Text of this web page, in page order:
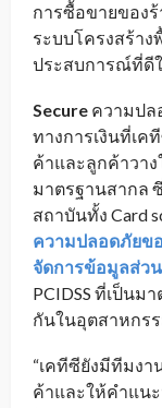
การซื้อขายของ
ระบบโครงสร้าง
ประสบการณ์ที่ดี
Secure ความปล
ทางการเงินที่เค
ค้าและลูกค้าวา
มาตรฐานสากล
สถาบันทั้ง Card
ความปลอดภัยข
จัดการข้อมูลส่ว
PCIDSS ที่เป็น
กันในอุตสาหกร
“เคทีซียังมีทีมง
ค้าและให้คำแน